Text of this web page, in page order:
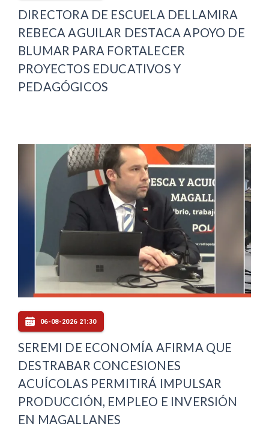
DIRECTORA DE ESCUELA DELLAMIRA
REBECA AGUILAR DESTACA APOYO DE
BLUMAR PARA FORTALECER
PROYECTOS EDUCATIVOS Y
PEDAGÓGICOS
06-08-2026 21:30
SEREMI DE ECONOMÍA AFIRMA QUE
DESTRABAR CONCESIONES
ACUÍCOLAS PERMITIRÁ IMPULSAR
PRODUCCIÓN, EMPLEO E INVERSIÓN
EN MAGALLANES